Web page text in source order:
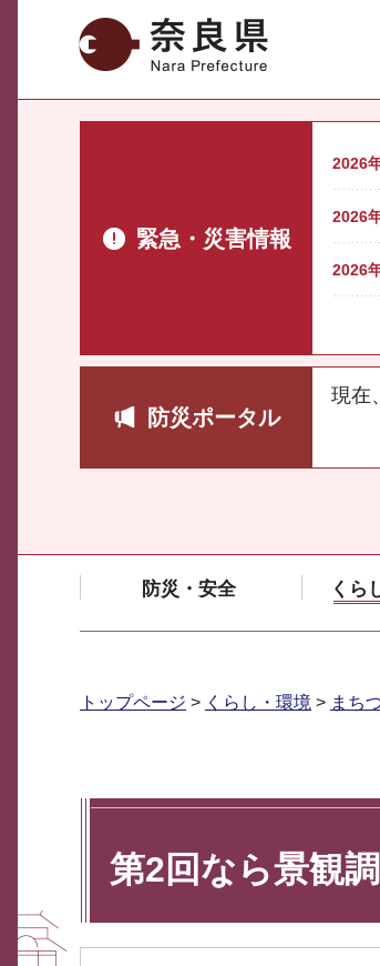
奈良県
緊急・災害情報
2026
2026
2026
防災ポータル
現在
防災・安全 くら
トップページ > くらし・環境 > まち
第2回なら景観